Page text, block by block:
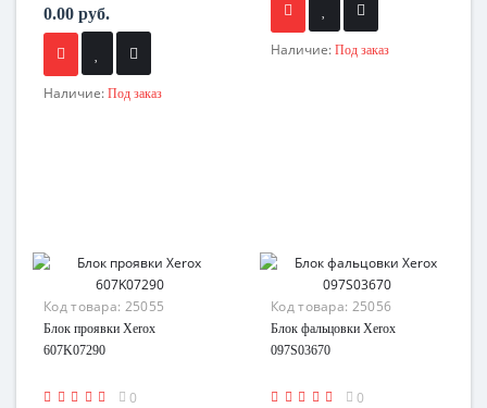
0.00 руб.
Наличие: Под заказ
Наличие: Под заказ
Код товара: 25055
Блок проявки Xerox
607K07290
0
Код товара: 25056
Блок фальцовки Xerox
097S03670
0